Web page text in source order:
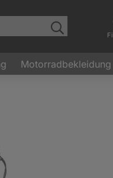
Motorradbekleidung